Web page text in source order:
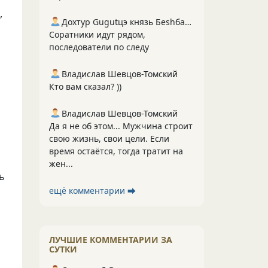
Дохтур Gugutцэ князь Беshбармакоff
Соратники идут рядом,
последователи по следу
Владислав Шевцов-Томский
Кто вам сказал? ))
Владислав Шевцов-Томский
Да я не об этом... Мужчина строит
свою жизнь, свои цели. Если
время остаётся, тогда тратит на
жен...
ещё комментарии ⮕
ЛУЧШИЕ КОММЕНТАРИИ ЗА
СУТКИ